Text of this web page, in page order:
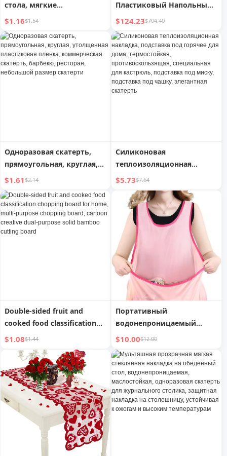
стола, мягкие
силиконовые
антивибрационные
наклейки, мультяшные
защитные уголки для
стола и вытяжки
$1.16$1.54
Пластиковый Напольный
Покрытие в Полоску для
Уличного Использования
$124.23$704.40
Одноразовая скатерть,
прямоугольная, круглая,
утолщенная пластиковая
пленка, коммерческая
скатерть, барбекю,
ресторан, небольшой
размер скатерти
$1.61$2.14
Силиконовая
теплоизоляционная
накладка, подставка под
горячее для дома,
термостойкая,
противоскользящая,
специальная для
кастрюль, подставка под
миску, подставка под
чашку, элегантная
скатерть
$5.73$7.64
Double-sided fruit and
cooked food classification
chopping board for home,
multi-purpose chopping
board, cartoon creative dual-
purpose solid bamboo
cutting board
$1.08$1.44
Портативный
водонепроницаемый
фартук для стирки
одежды с карманами, для
сушки на воздухе
$10.00$12.00